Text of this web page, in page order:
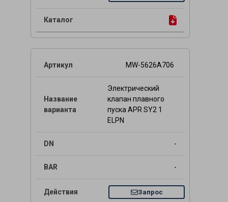
MW-5626A706
Электрический
клапан плавного
пуска APR SY2 1
ELPN
-
-
Запрос